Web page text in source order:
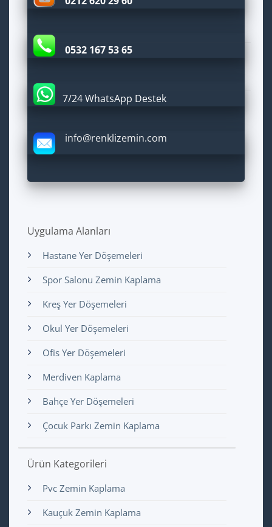
0532 167 53 65
7/24 WhatsApp Destek
info@renklizemin.com
Uygulama Alanları
Hastane Yer Döşemeleri
Spor Salonu Zemin Kaplama
Kreş Yer Döşemeleri
Okul Yer Döşemeleri
Ofis Yer Döşemeleri
Merdiven Kaplama
Bahçe Yer Döşemeleri
Çocuk Parkı Zemin Kaplama
Ürün Kategorileri
Pvc Zemin Kaplama
Kauçuk Zemin Kaplama